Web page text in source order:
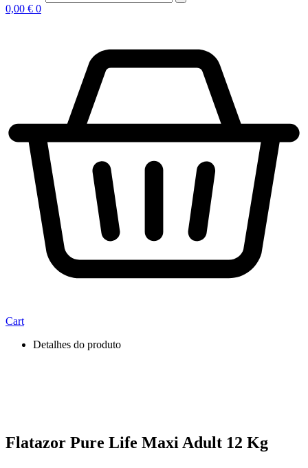
0,00 € 0
Cart
Detalhes do produto
Flatazor Pure Life Maxi Adult 12 Kg